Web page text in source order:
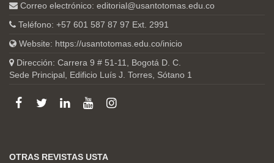
Correo electrónico: editorial@usantotomas.edu.co
Teléfono: +57 601 587 87 97 Ext. 2991
Website: https://usantotomas.edu.co/inicio
Dirección: Carrera 9 # 51-11, Bogotá D. C.
Sede Principal, Edificio Luís J. Torres, Sótano 1
OTRAS REVISTAS USTA